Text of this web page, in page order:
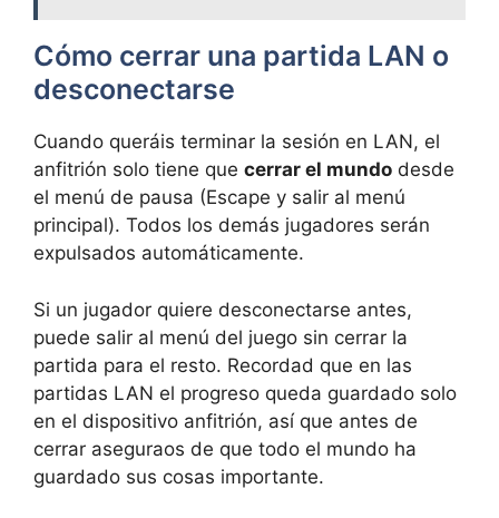
Cómo cerrar una partida LAN o
desconectarse
Cuando queráis terminar la sesión en LAN, el
anfitrión solo tiene que cerrar el mundo desde
el menú de pausa (Escape y salir al menú
principal). Todos los demás jugadores serán
expulsados automáticamente.
Si un jugador quiere desconectarse antes,
puede salir al menú del juego sin cerrar la
partida para el resto. Recordad que en las
partidas LAN el progreso queda guardado solo
en el dispositivo anfitrión, así que antes de
cerrar aseguraos de que todo el mundo ha
guardado sus cosas importante.